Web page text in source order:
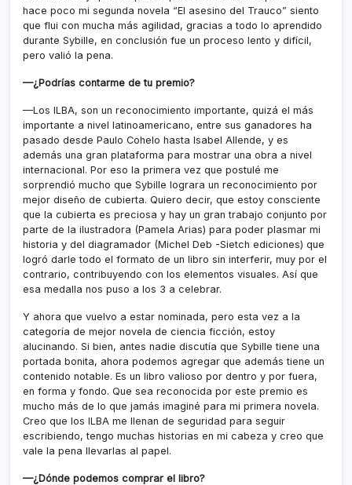
hace poco mi segunda novela “El asesino del Trauco” siento
que flui con mucha más agilidad, gracias a todo lo aprendido
durante Sybille, en conclusión fue un proceso lento y difícil,
pero valió la pena.
—¿Podrías contarme de tu premio?
—Los ILBA, son un reconocimiento importante, quizá el más
importante a nivel latinoamericano, entre sus ganadores ha
pasado desde Paulo Cohelo hasta Isabel Allende, y es
además una gran plataforma para mostrar una obra a nivel
internacional. Por eso la primera vez que postulé me
sorprendió mucho que Sybille lograra un reconocimiento por
mejor diseño de cubierta. Quiero decir, que estoy consciente
que la cubierta es preciosa y hay un gran trabajo conjunto por
parte de la ilustradora (Pamela Arias) para poder plasmar mi
historia y del diagramador (Michel Deb -Sietch ediciones) que
logró darle todo el formato de un libro sin interferir, muy por el
contrario, contribuyendo con los elementos visuales. Así que
esa medalla nos puso a los 3 a celebrar.
Y ahora que vuelvo a estar nominada, pero esta vez a la
categoría de mejor novela de ciencia ficción, estoy
alucinando. Si bien, antes nadie discutía que Sybille tiene una
portada bonita, ahora podemos agregar que además tiene un
contenido notable. Es un libro valioso por dentro y por fuera,
en forma y fondo. Que sea reconocida por este premio es
mucho más de lo que jamás imaginé para mi primera novela.
Creo que los ILBA me llenan de seguridad para seguir
escribiendo, tengo muchas historias en mi cabeza y creo que
vale la pena llevarlas al papel.
—¿Dónde podemos comprar el libro?